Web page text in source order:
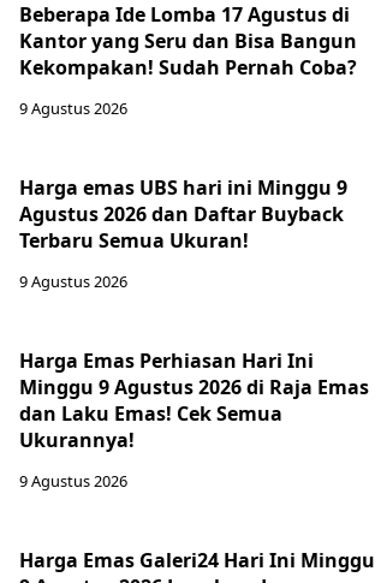
Beberapa Ide Lomba 17 Agustus di
Kantor yang Seru dan Bisa Bangun
Kekompakan! Sudah Pernah Coba?
9 Agustus 2026
Harga emas UBS hari ini Minggu 9
Agustus 2026 dan Daftar Buyback
Terbaru Semua Ukuran!
9 Agustus 2026
Harga Emas Perhiasan Hari Ini
Minggu 9 Agustus 2026 di Raja Emas
dan Laku Emas! Cek Semua
Ukurannya!
9 Agustus 2026
Harga Emas Galeri24 Hari Ini Minggu